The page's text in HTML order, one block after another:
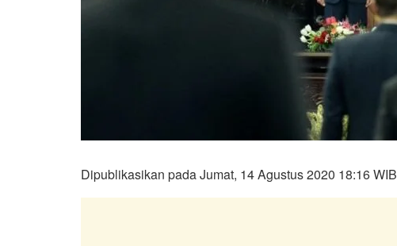
Dipublikasikan pada Jumat, 14 Agustus 2020 18:16 WIB